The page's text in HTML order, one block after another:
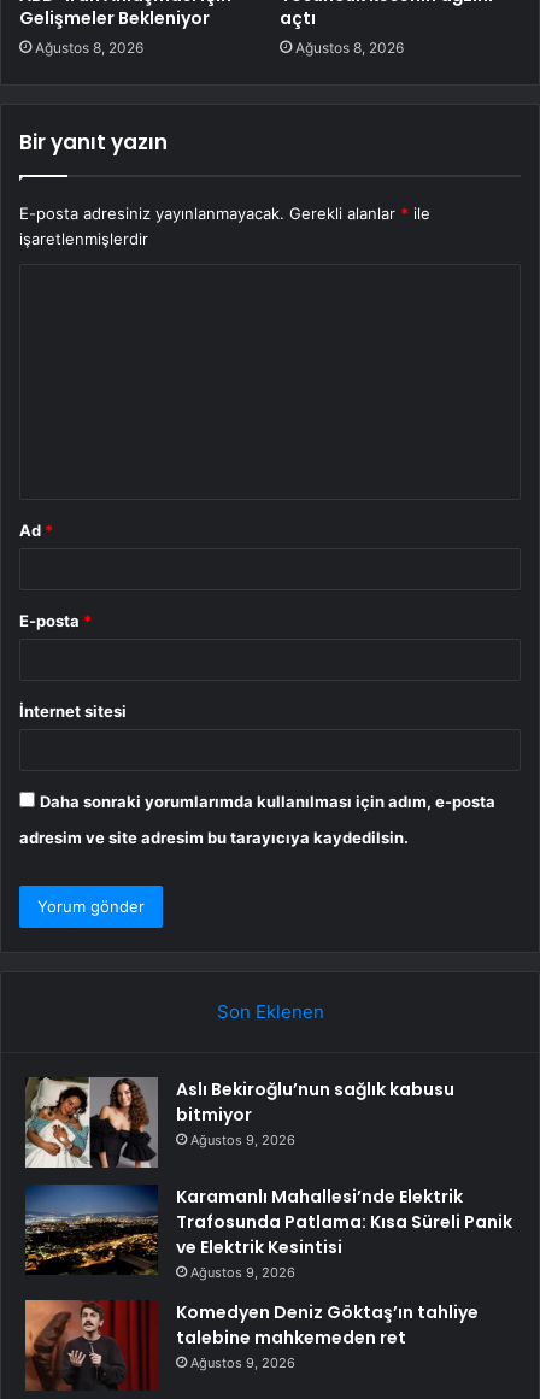
Gelişmeler Bekleniyor
Ağustos 8, 2026
açtı
Ağustos 8, 2026
Bir yanıt yazın
E-posta adresiniz yayınlanmayacak. Gerekli alanlar * ile
işaretlenmişlerdir
Ad *
E-posta *
İnternet sitesi
Daha sonraki yorumlarımda kullanılması için adım, e-posta
adresim ve site adresim bu tarayıcıya kaydedilsin.
Son Eklenen
Aslı Bekiroğlu’nun sağlık kabusu
bitmiyor
Ağustos 9, 2026
Karamanlı Mahallesi’nde Elektrik
Trafosunda Patlama: Kısa Süreli Panik
ve Elektrik Kesintisi
Ağustos 9, 2026
Komedyen Deniz Göktaş’ın tahliye
talebine mahkemeden ret
Ağustos 9, 2026